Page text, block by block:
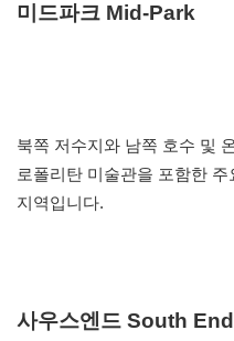
미드파크 Mid-Park
북쪽 저수지와 남쪽 호수 및
로폴리탄 미술관을 포함한
지역입니다.
사우스엔드 South End